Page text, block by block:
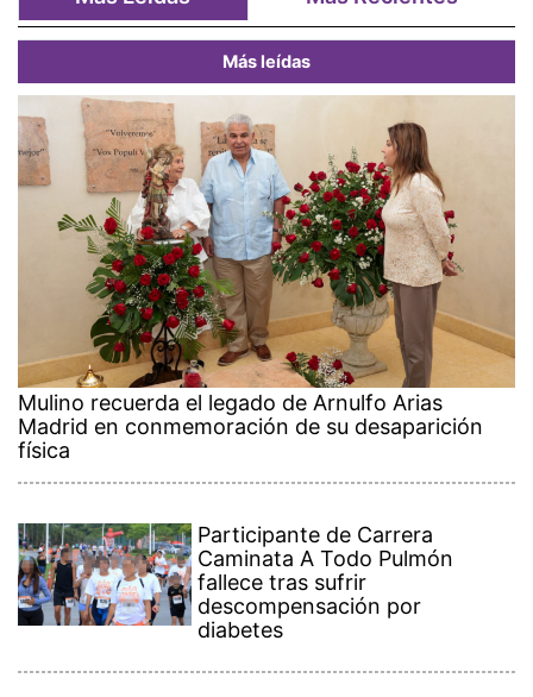
Más leídas
Mulino recuerda el legado de Arnulfo Arias
Madrid en conmemoración de su desaparición
física
Participante de Carrera
Caminata A Todo Pulmón
fallece tras sufrir
descompensación por
diabetes